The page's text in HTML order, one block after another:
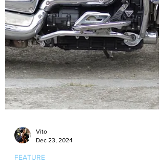
Dec 23, 2024